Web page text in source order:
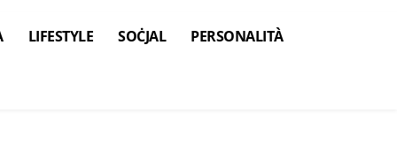
LIFESTYLE SOĊJAL PERSONALITÀ